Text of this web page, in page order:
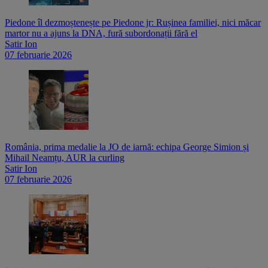
Piedone îl dezmoștenește pe Piedone jr: Rușinea familiei, nici măcar
martor nu a ajuns la DNA, fură subordonații fără el
Satir Ion
07 februarie 2026
România, prima medalie la JO de iarnă: echipa George Simion și
Mihail Neamțu, AUR la curling
Satir Ion
07 februarie 2026